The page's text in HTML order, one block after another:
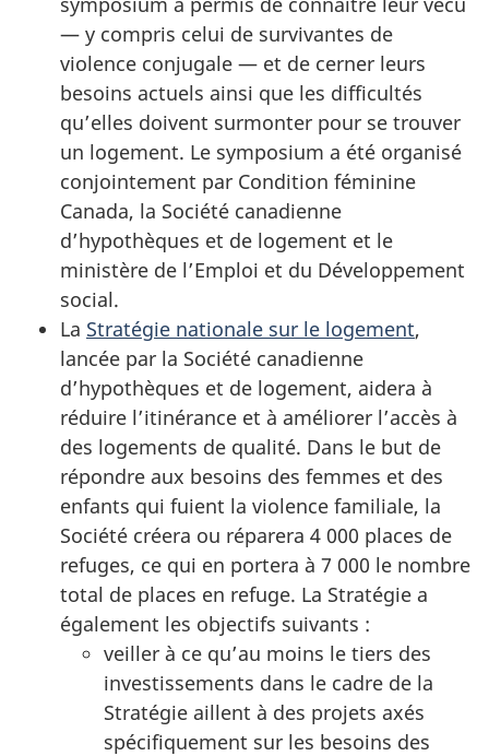
— y compris celui de survivantes de
violence conjugale — et de cerner leurs
besoins actuels ainsi que les difficultés
qu’elles doivent surmonter pour se trouver
un logement. Le symposium a été organisé
conjointement par Condition féminine
Canada, la Société canadienne
d’hypothèques et de logement et le
ministère de l’Emploi et du Développement
social.
La Stratégie nationale sur le logement,
lancée par la Société canadienne
d’hypothèques et de logement, aidera à
réduire l’itinérance et à améliorer l’accès à
des logements de qualité. Dans le but de
répondre aux besoins des femmes et des
enfants qui fuient la violence familiale, la
Société créera ou réparera 4 000 places de
refuges, ce qui en portera à 7 000 le nombre
total de places en refuge. La Stratégie a
également les objectifs suivants :
veiller à ce qu’au moins le tiers des
investissements dans le cadre de la
Stratégie aillent à des projets axés
spécifiquement sur les besoins des